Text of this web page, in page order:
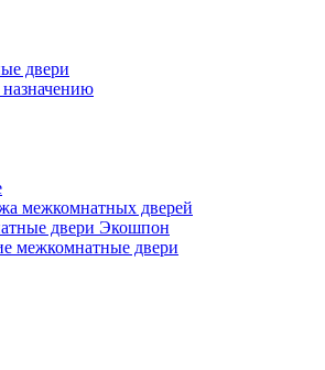
двери
межкомнатных дверей
двери Экошпон
межкомнатные двери